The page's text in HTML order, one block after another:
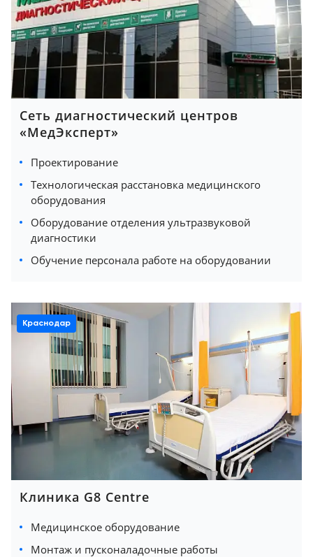
Сеть диагностический центров
«МедЭксперт»
Проектирование
Технологическая расстановка медицинского
оборудования
Оборудование отделения ультразвуковой
диагностики
Обучение персонала работе на оборудовании
Краснодар
Клиника G8 Centre
Медицинское оборудование
Монтаж и пусконаладочные работы